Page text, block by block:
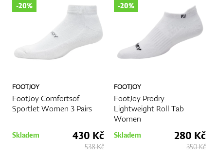
FOOTJOY
FootJoy Comfortsof
Sportlet Women 3 Pairs
-20%
Skladem 430 Kč
538 Kč
FOOTJOY
FootJoy Prodry
Lightweight Roll Tab
Women
-20%
Skladem 280 Kč
350 Kč